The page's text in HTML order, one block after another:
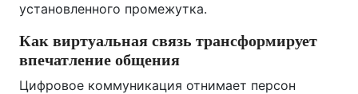
установленного промежутка.
Как виртуальная связь трансформирует
впечатление общения
Цифровое коммуникация отнимает персон